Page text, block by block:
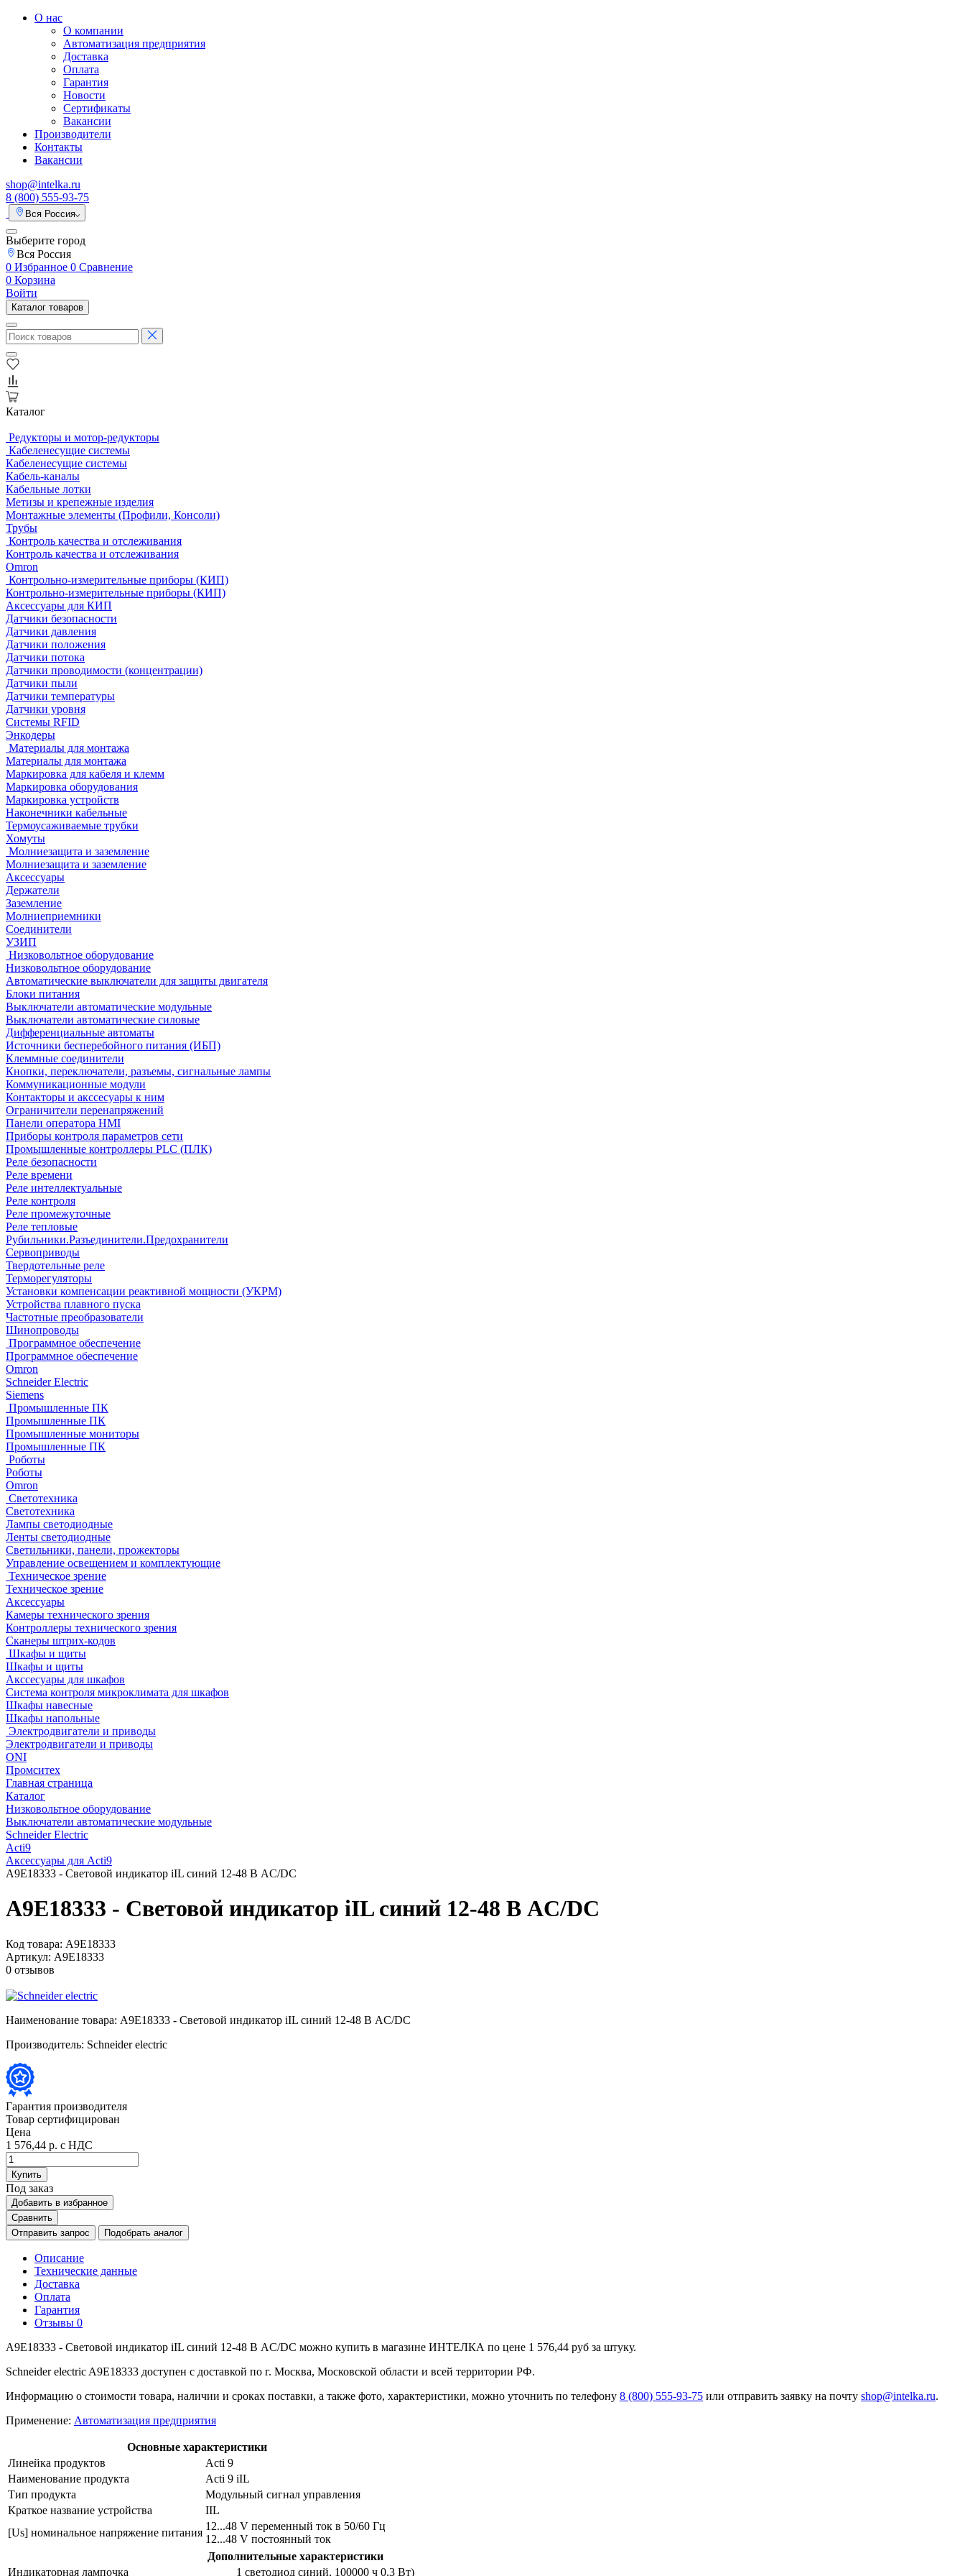
О нас
О компании
Автоматизация предприятия
Доставка
Оплата
Гарантия
Новости
Сертификаты
Вакансии
Производители
Контакты
Вакансии
shop@intelka.ru
8 (800) 555-93-75
Вся Россия
Выберите город
Вся Россия
0 Избранное 0 Сравнение
0 Корзина
Войти
Каталог товаров
Каталог
Редукторы и мотор-редукторы
Кабеленесущие системы
Кабеленесущие системы
Кабель-каналы
Кабельные лотки
Метизы и крепежные изделия
Монтажные элементы (Профили, Консоли)
Трубы
Контроль качества и отслеживания
Контроль качества и отслеживания
Omron
Контрольно-измерительные приборы (КИП)
Контрольно-измерительные приборы (КИП)
Аксессуары для КИП
Датчики безопасности
Датчики давления
Датчики положения
Датчики потока
Датчики проводимости (концентрации)
Датчики пыли
Датчики температуры
Датчики уровня
Системы RFID
Энкодеры
Материалы для монтажа
Материалы для монтажа
Маркировка для кабеля и клемм
Маркировка оборудования
Маркировка устройств
Наконечники кабельные
Термоусаживаемые трубки
Хомуты
Молниезащита и заземление
Молниезащита и заземление
Аксессуары
Держатели
Заземление
Молниеприемники
Соединители
УЗИП
Низковольтное оборудование
Низковольтное оборудование
Автоматические выключатели для защиты двигателя
Блоки питания
Выключатели автоматические модульные
Выключатели автоматические силовые
Дифференциальные автоматы
Источники бесперебойного питания (ИБП)
Клеммные соединители
Кнопки, переключатели, разъемы, сигнальные лампы
Коммуникационные модули
Контакторы и акссесуары к ним
Ограничители перенапряжений
Панели оператора HMI
Приборы контроля параметров сети
Промышленные контроллеры PLC (ПЛК)
Реле безопасности
Реле времени
Реле интеллектуальные
Реле контроля
Реле промежуточные
Реле тепловые
Рубильники.Разъединители.Предохранители
Сервоприводы
Твердотельные реле
Терморегуляторы
Установки компенсации реактивной мощности (УКРМ)
Устройства плавного пуска
Частотные преобразователи
Шинопроводы
Программное обеспечение
Программное обеспечение
Omron
Schneider Electric
Siemens
Промышленные ПК
Промышленные ПК
Промышленные мониторы
Промышленные ПК
Роботы
Роботы
Omron
Светотехника
Светотехника
Лампы светодиодные
Ленты светодиодные
Светильники, панели, прожекторы
Управление освещением и комплектующие
Техническое зрение
Техническое зрение
Аксессуары
Камеры технического зрения
Контроллеры технического зрения
Сканеры штрих-кодов
Шкафы и щиты
Шкафы и щиты
Акссесуары для шкафов
Система контроля микроклимата для шкафов
Шкафы навесные
Шкафы напольные
Электродвигатели и приводы
Электродвигатели и приводы
ONI
Промситех
Главная страница
Каталог
Низковольтное оборудование
Выключатели автоматические модульные
Schneider Electric
Acti9
Аксессуары для Acti9
A9E18333 - Световой индикатор iIL синий 12-48 В AC/DC
A9E18333 - Световой индикатор iIL синий 12-48 В AC/DC
Код товара: A9E18333
Артикул: A9E18333
0 отзывов
Наименование товара: A9E18333 - Световой индикатор iIL синий 12-48 В AC/DC
Производитель: Schneider electric
Гарантия производителя
Товар сертифицирован
Цена
1 576,44 р. с НДС
Купить
Под заказ
Добавить в избранное
Сравнить
Отправить запрос
Подобрать аналог
Описание
Технические данные
Доставка
Оплата
Гарантия
Отзывы 0
A9E18333 - Световой индикатор iIL синий 12-48 В AC/DC можно купить в магазине ИНТЕЛКА по цене 1 576,44 руб за штуку.
Schneider electric A9E18333 доступен с доставкой по г. Москва, Московской области и всей территории РФ.
Информацию о стоимости товара, наличии и сроках поставки, а также фото, характеристики, можно уточнить по телефону 8 (800) 555-93-75 или отправить заявку на почту shop@intelka.ru.
Применение: Автоматизация предприятия
Основные характеристики
Линейка продуктов
Acti 9
Наименование продукта
Acti 9 iIL
Тип продукта
Модульный сигнал управления
Краткое название устройства
IIL
[Us] номинальное напряжение питания
12...48 V переменный ток в 50/60 Гц
12...48 V постоянный ток
Дополнительные характеристики
Индикаторная лампочка
1 светодиод синий, 100000 ч 0,3 Вт)